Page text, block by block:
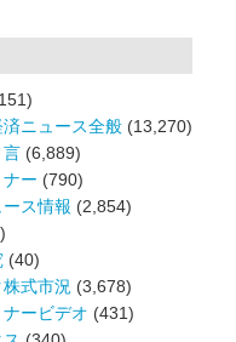
ニュース全般 (13,270)
言 (6,889)
ー (790)
ス情報 (2,854)
(40)
式市況 (3,678)
ービデオ (431)